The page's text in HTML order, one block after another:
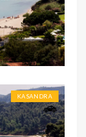
KASANDRA